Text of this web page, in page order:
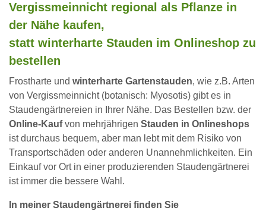
Vergissmeinnicht regional als Pflanze in
der Nähe kaufen,
statt winterharte Stauden im Onlineshop zu
bestellen
Frostharte und winterharte Gartenstauden, wie z.B. Arten
von Vergissmeinnicht (botanisch: Myosotis) gibt es in
Staudengärtnereien in Ihrer Nähe. Das Bestellen bzw. der
Online-Kaufvon mehrjährigen Stauden in Onlineshops
ist durchaus bequem, aber man lebt mit dem Risiko von
Transportschäden oder anderen Unannehmlichkeiten. Ein
Einkauf vor Ort in einer produzierenden Staudengärtnerei
ist immer die bessere Wahl.
In meiner Staudengärtnerei finden Sie